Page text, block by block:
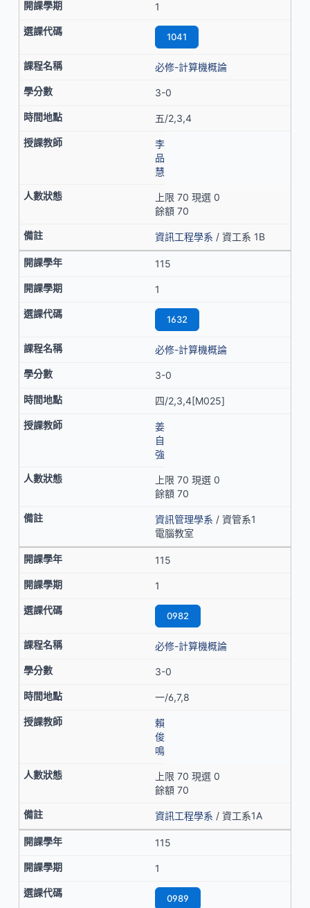
1
1041
必修-計算機概論
3-0
五/2,3,4
李
品
慧
上限 70 現選 0
餘額 70
資訊工程學系 / 資工系 1B
115
1
1632
必修-計算機概論
3-0
四/2,3,4[M025]
姜
自
強
上限 70 現選 0
餘額 70
資訊管理學系 / 資管系1
電腦教室
115
1
0982
必修-計算機概論
3-0
一/6,7,8
賴
俊
鳴
上限 70 現選 0
餘額 70
資訊工程學系 / 資工系1A
115
1
0989